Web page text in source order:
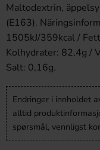
Maltodextrin,
(E163).
1505kJ/359kcal /
Kolhydrater: 82,4g /
Salt: 0,16g.
Endringer i innholdet
alltid
spørsmål, vennligst